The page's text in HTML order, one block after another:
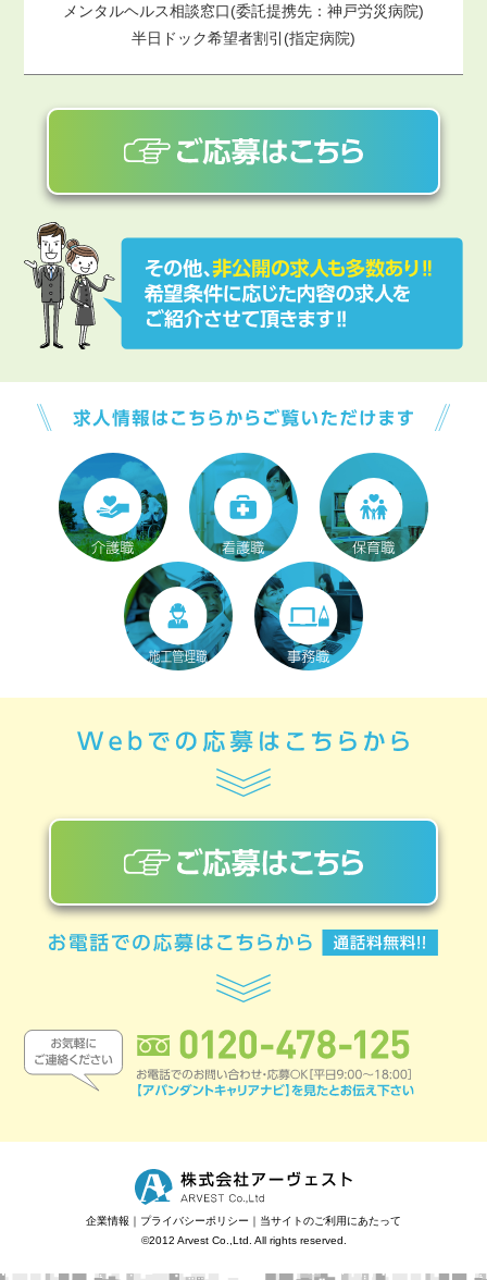
メンタルヘルス相談窓口(委託提携先：神戸労災病院)
半日ドック希望者割引(指定病院)
企業情報 ｜ プライバシーポリシー ｜ 当サイトのご利用にあたって
©2012 Arvest Co.,Ltd. All rights reserved.